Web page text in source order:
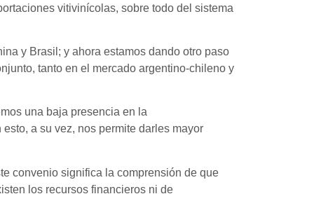
vitivinícolas, sobre todo del sistema
y Brasil; y ahora estamos dando otro paso
tanto en el mercado argentino-chileno y
una baja presencia en la
a su vez, nos permite darles mayor
convenio significa la comprensión de que
los recursos financieros ni de